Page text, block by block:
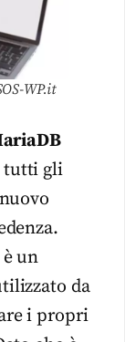
WP.it
tutti gli
un
da
i propri